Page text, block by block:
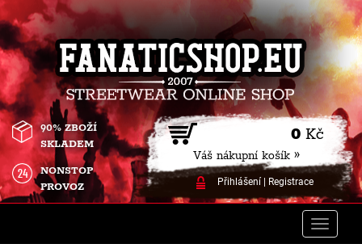
0 Kč
Váš nákupní košík »
Přihlášení| Registrace
90% ZBOŽÍ
SKLADEM
NONSTOP
PROVOZ
Toggle